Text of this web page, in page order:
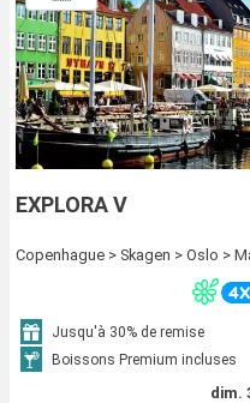
EXPLORA V
Copenhague > Skagen > Oslo >
Jusqu'à 30% de remise
Boissons Premium incluses
dim.